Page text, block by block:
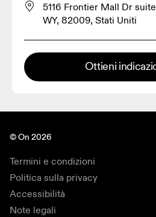
5116 Frontier Mall Dr
WY, 82009, Stati Uniti
Ottieni
© On 2026
Termini e condizioni
Politica sulla privacy
Accessibilità
Note legali